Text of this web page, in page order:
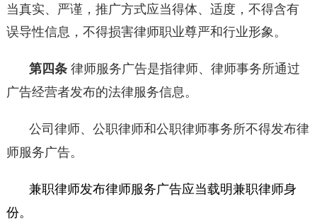
当真实、严谨，推广方式应当得体、适度，不得含有
误导性信息，不得损害律师职业尊严和行业形象。
第四条 律师服务广告是指律师、律师事务所通过
广告经营者发布的法律服务信息。
公司律师、公职律师和公职律师事务所不得发布律
师服务广告。
兼职律师发布律师服务广告应当载明兼职律师身
份。